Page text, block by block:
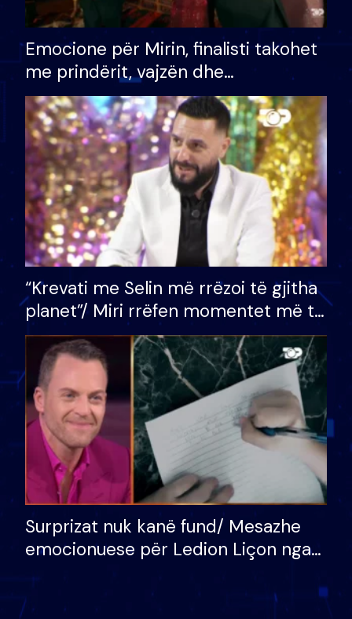
Emocione për Mirin, finalisti takohet
me prindërit, vajzën dhe
bashkëshorten: S’kemi ndonjë letër
divorci apo jo?
“Krevati me Selin më rrëzoi të gjitha
planet”/ Miri rrëfen momentet më të
bukura në shtëpinë e BB VIP: Do më
mungojë zilja e mëngjesit kur…
Surprizat nuk kanë fund/ Mesazhe
emocionuese për Ledion Liçon nga
nëna dhe fëmijët e tij, moderatori
nuk i mban dot lotët: Nuk meritoj…